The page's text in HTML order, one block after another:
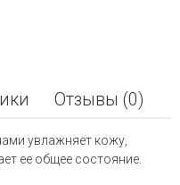
Отзывы (0)
увлажняет кожу,
ее общее состояние.